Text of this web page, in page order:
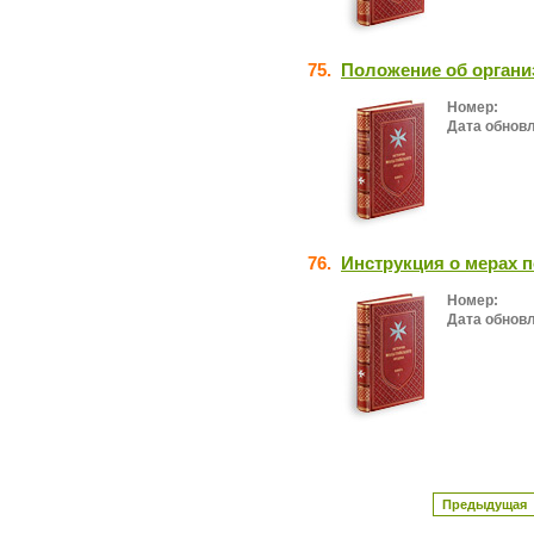
75. Положение об
Номер:
Дата
76. Инструкция о мерах
Номер:
Дата
Предыдущая